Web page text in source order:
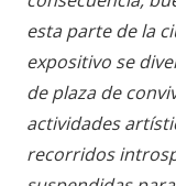
esta parte de la
expositivo se
de plaza de
actividades
recorridos